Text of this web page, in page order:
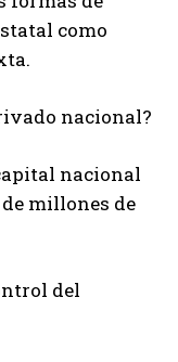
como
nacional?
nacional
millones de
del